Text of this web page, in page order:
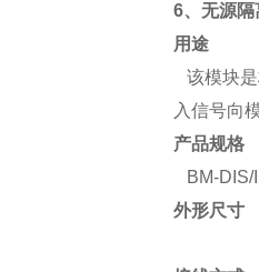
6、无源隔
用途
该模块
入信号向
产品规格
BM-DIS/I
外形尺寸